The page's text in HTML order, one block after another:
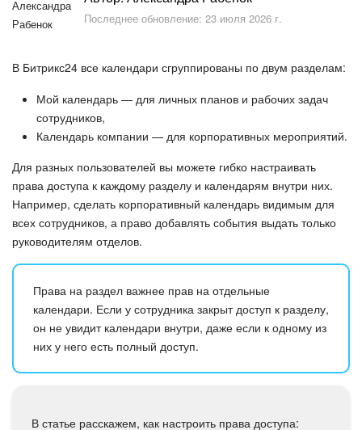
Безопасность в Битрикс24
AI в Битрикс24
Вайбкод
Лента Новостей
Задачи
Мессенджер
Последнее обновление: 23 июля 2026 г.
В Битрикс24 все календари сгруппированы по двум разделам:
Мой календарь — для личных планов и рабочих задач
сотрудников,
Календарь компании — для корпоративных мероприятий.
Для разных пользователей вы можете гибко настраивать
права доступа к каждому разделу и календарям внутри них.
Например, сделать корпоративный календарь видимым для
всех сотрудников, а право добавлять события выдать только
руководителям отделов.
Права на раздел важнее прав на отдельные
календари. Если у сотрудника закрыт доступ к разделу,
он не увидит календари внутри, даже если к одному из
них у него есть полный доступ.
В статье расскажем, как настроить права доступа: